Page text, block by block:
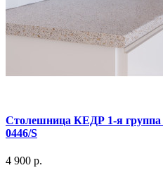
Столешница КЕДР 1-я
0446/S
4 900 р.